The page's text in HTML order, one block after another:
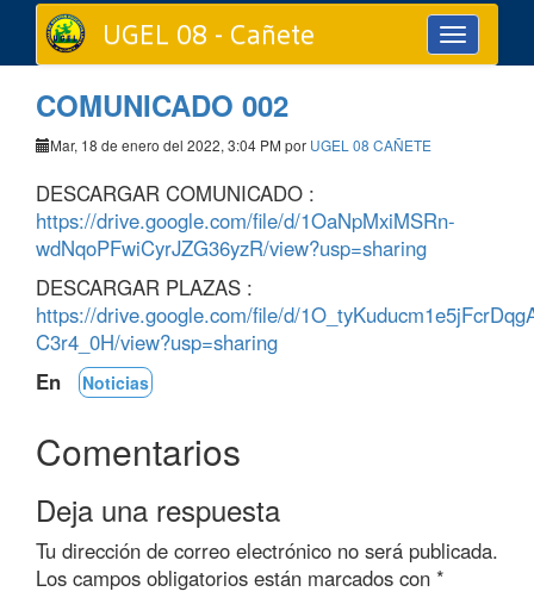
Toggle
navigation
UGEL 08 - Cañete
COMUNICADO 002
Mar, 18 de enero del 2022, 3:04 PM por UGEL 08 CAÑETE
DESCARGAR COMUNICADO :
https://drive.google.com/file/d/1OaNpMxiMSRn-
wdNqoPFwiCyrJZG36yzR/view?usp=sharing
DESCARGAR PLAZAS :
https://drive.google.com/file/d/
C3r4_0H/view?usp=sharing
En
Noticias
Comentarios
Deja una respuesta
Tu dirección de correo electrónico no será publicada.
Los campos obligatorios están marcados con *